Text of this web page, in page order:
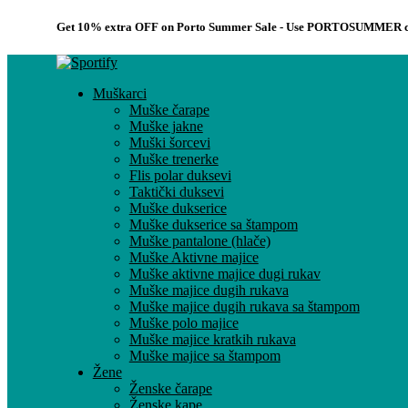
Get 10% extra OFF on Porto Summer Sale - Use PORTOSUMMER
Muškarci
Muške čarape
Muške jakne
Muški šorcevi
Muške trenerke
Flis polar duksevi
Taktički duksevi
Muške dukserice
Muške dukserice sa štampom
Muške pantalone (hlače)
Muške Aktivne majice
Muške aktivne majice dugi rukav
Muške majice dugih rukava
Muške majice dugih rukava sa štampom
Muške polo majice
Muške majice kratkih rukava
Muške majice sa štampom
Žene
Ženske čarape